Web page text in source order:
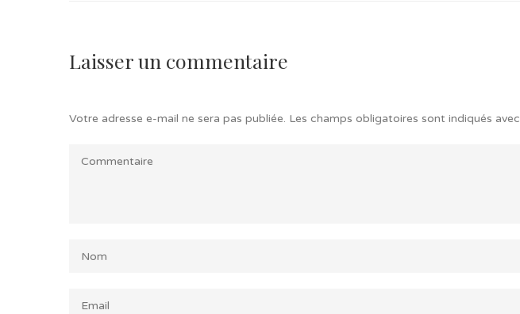
Laisser un commentaire
Votre adresse e-mail ne sera pas publiée. Les champs obligatoires sont indiqués avec